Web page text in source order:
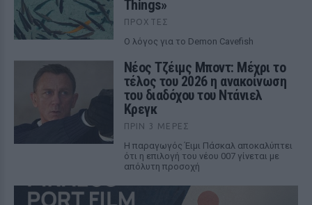
Things»
ΠΡΟΧΤΈΣ
Ο λόγος για το Demon Cavefish
Νέος Τζέιμς Μποντ: Μέχρι το
τέλος του 2026 η ανακοίνωση
του διαδόχου του Ντάνιελ
Κρεγκ
ΠΡΙΝ 3 ΜΈΡΕΣ
Η παραγωγός Έιμι Πάσκαλ αποκαλύπτει
ότι η επιλογή του νέου 007 γίνεται με
απόλυτη προσοχή